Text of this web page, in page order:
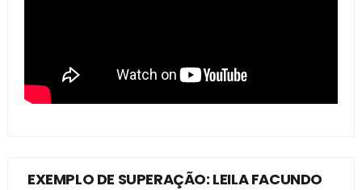
EXEMPLO DE SUPERAÇÃO: LEILA FACUNDO